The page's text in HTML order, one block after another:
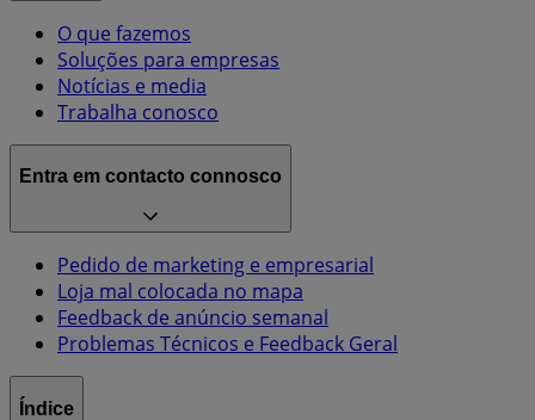
O que fazemos
Soluções para empresas
Notícias e media
Trabalha conosco
Entra em contacto connosco
Pedido de marketing e empresarial
Loja mal colocada no mapa
Feedback de anúncio semanal
Problemas Técnicos e Feedback Geral
Índice